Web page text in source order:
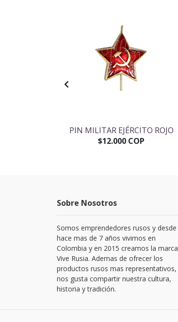
PIN MILITAR EJÉRCITO ROJO
$12.000 COP
Sobre Nosotros
Somos emprendedores rusos y desde
hace mas de 7 años vivimos en
Colombia y en 2015 creamos la marca
Vive Rusia. Ademas de ofrecer los
productos rusos mas representativos,
nos gusta compartir nuestra cultura,
historia y tradición.